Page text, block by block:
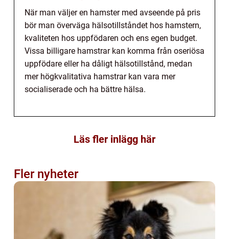
När man väljer en hamster med avseende på pris
bör man överväga hälsotillståndet hos hamstern,
kvaliteten hos uppfödaren och ens egen budget.
Vissa billigare hamstrar kan komma från oseriösa
uppfödare eller ha dåligt hälsotillstånd, medan
mer högkvalitativa hamstrar kan vara mer
socialiserade och ha bättre hälsa.
Läs fler inlägg här
Fler nyheter